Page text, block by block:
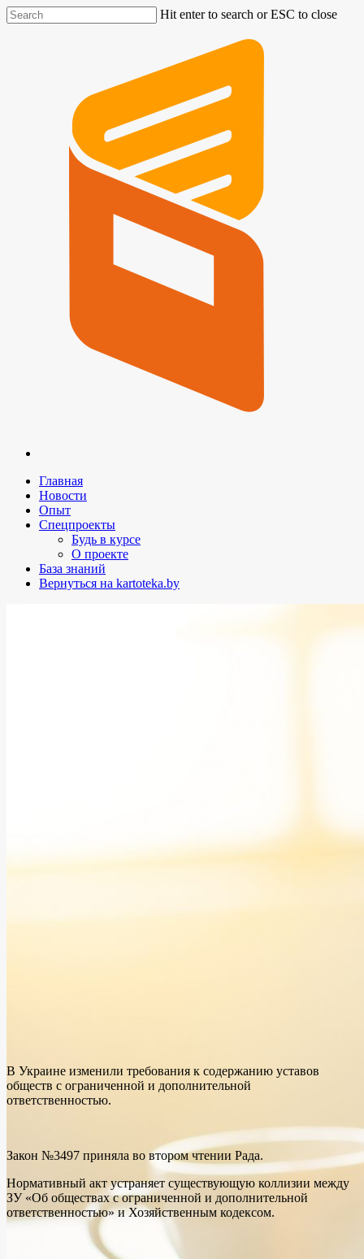
Hit enter to search or ESC to close
Главная
Новости
Опыт
Спецпроекты
Будь в курсе
О проекте
База знаний
Вернуться на kartoteka.by
В Украине изменили требования к содержанию уставов
обществ с ограниченной и дополнительной
ответственностью.
Закон №3497 приняла во втором чтении Рада.
Нормативный акт устраняет существующую коллизии между
ЗУ «Об обществах с ограниченной и дополнительной
ответственностью» и Хозяйственным кодексом.